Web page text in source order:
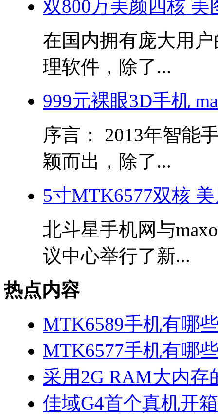
双800万美颜四核 美
在国内拥有庞大用
理软件，除了...
999元裸眼3D手机
序言： 2013年智能
颖而出，除了...
5寸MTK6577双核
北斗星手机网与
议中心举行了新...
热点内容
MTK6589手机有哪
MTK6577手机有哪
采用2G RAM大内存
佳域G4首个真机开